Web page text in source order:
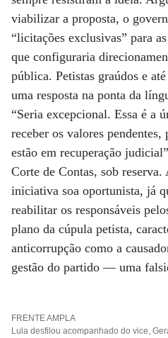
viabilizar a proposta, o
“licitações exclusivas” para
que configuraria
pública. Petistas graúdos e
uma resposta na ponta da
“Seria excepcional. Essa é a
receber os valores pendentes,
estão em recuperação
Corte de Contas, sob
iniciativa soa oportunista, já
reabilitar os responsáveis
plano da cúpula petista,
anticorrupção como a
gestão do partido — uma
FRENTE AMPLA
Lula desfilou acompanhado do vice,